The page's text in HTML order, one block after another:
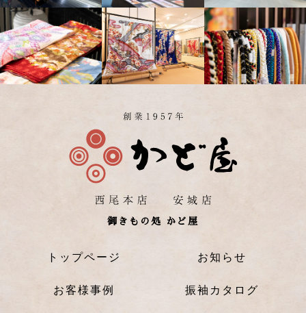
御きもの処 かど屋
トップページ お知らせ
お客様事例 振袖カタログ